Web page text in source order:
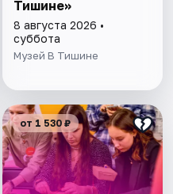
Тишине»
8 августа 2026 •
суббота
Музей В Тишине
от 1 530 ₽